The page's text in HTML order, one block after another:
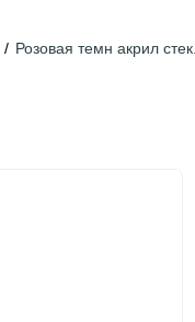
Розовая темн акрил